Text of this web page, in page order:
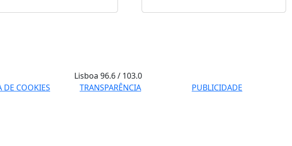
Lisboa96.6 / 103.0
DE COOKIES TRANSPARÊNCIA
PUBLICIDADE